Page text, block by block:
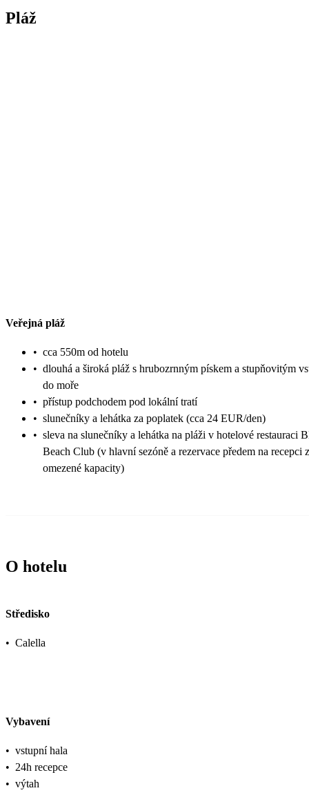
Pláž
Veřejná pláž
• cca 550m od hotelu
• dlouhá a široká pláž s hrubozrnným pískem a stupňovitým
do moře
• přístup podchodem pod lokální tratí
• slunečníky a lehátka za poplatek (cca 24 EUR/den)
• sleva na slunečníky a lehátka na pláži v hotelové restauraci
Beach Club (v hlavní sezóně a rezervace předem na recepci
omezené kapacity)
O hotelu
Středisko
• Calella
Vybavení
• vstupní hala
• 24h recepce
• výtah